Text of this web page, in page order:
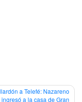
a Telefé: Nazareno
a la casa de Gran